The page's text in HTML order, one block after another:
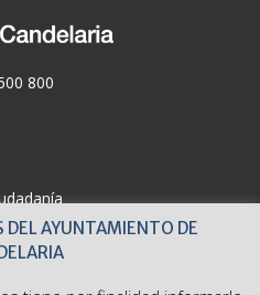
800
DEL AYUNTAMIENTO DE